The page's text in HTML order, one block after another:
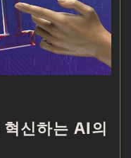
신하는 AI의